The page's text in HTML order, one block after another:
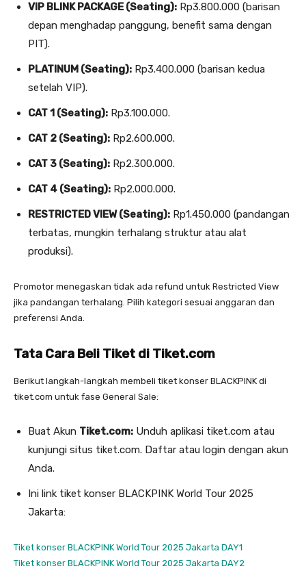
VIP BLINK PACKAGE (Seating): Rp3.800.000 (barisan
depan menghadap panggung, benefit sama dengan
PIT).
PLATINUM (Seating): Rp3.400.000 (barisan kedua
setelah VIP).
CAT 1 (Seating): Rp3.100.000.
CAT 2 (Seating): Rp2.600.000.
CAT 3 (Seating): Rp2.300.000.
CAT 4 (Seating): Rp2.000.000.
RESTRICTED VIEW (Seating): Rp1.450.000 (pandangan
terbatas, mungkin terhalang struktur atau alat
produksi).
Promotor menegaskan tidak ada refund untuk Restricted View
jika pandangan terhalang. Pilih kategori sesuai anggaran dan
preferensi Anda.
Tata Cara Beli Tiket di Tiket.com
Berikut langkah-langkah membeli tiket konser BLACKPINK di
tiket.com untuk fase General Sale:
Buat Akun Tiket.com: Unduh aplikasi tiket.com atau
kunjungi situs tiket.com. Daftar atau login dengan akun
Anda.
Ini link tiket konser BLACKPINK World Tour 2025
Jakarta:
Tiket konser BLACKPINK World Tour 2025 Jakarta DAY1
Tiket konser BLACKPINK World Tour 2025 Jakarta DAY2